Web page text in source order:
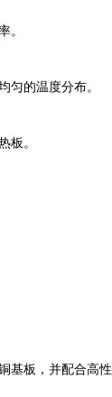
。
的温度分布。
板。
基板，并配合高性